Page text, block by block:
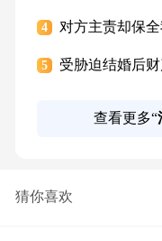
4 对方主责却保
5 受胁迫结婚后
查看更多“
猜你喜欢